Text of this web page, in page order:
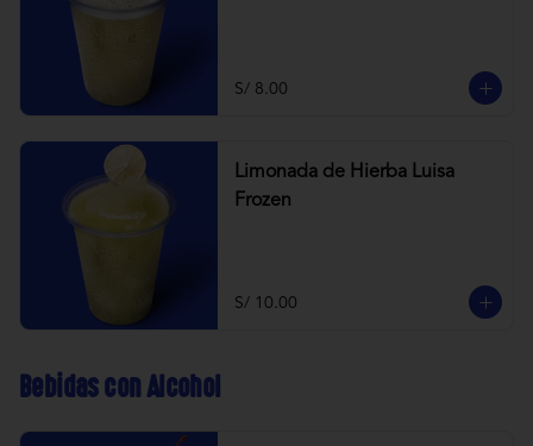
S/ 8.00
Limonada de Hierba Luisa
Frozen
S/ 10.00
Bebidas con Alcohol